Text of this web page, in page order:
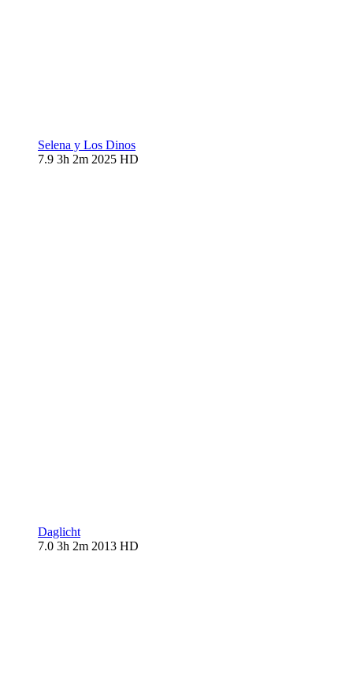
Selena y Los Dinos
7.9 3h 2m 2025 HD
Daglicht
7.0 3h 2m 2013 HD